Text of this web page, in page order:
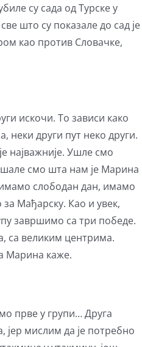
су сада од Турске у
што су показале до сад је
као против Словачке,
искочи. То зависи како
неки други пут неко други.
најважније. Ушле смо
смо шта нам је Марина
слободан дан, имамо
Мађарску. Као и увек,
завршимо са три победе.
са великим центрима.
Марина каже.
прве у групи… Друга
јер мислим да је потребно